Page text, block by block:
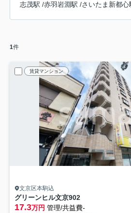
志茂駅 /赤羽岩淵駅 /さいたま新都心
1件
賃貸マンション
文京区本駒込
グリーンヒル文京902
17.3万円 管理/共益費-